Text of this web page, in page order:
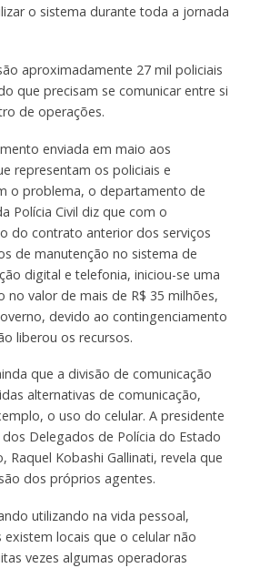
o sistema durante toda a jornada
aproximadamente 27 mil policiais
que precisam se comunicar entre si
de operações.
enviada em maio aos
representam os policiais e
o problema, o departamento de
Polícia Civil diz que com o
do contrato anterior dos serviços
de manutenção no sistema de
digital e telefonia, iniciou-se uma
no valor de mais de R$ 35 milhões,
devido ao contingenciamento
liberou os recursos.
que a divisão de comunicação
alternativas de comunicação,
o uso do celular. A presidente
Delegados de Polícia do Estado
Raquel Kobashi Gallinati, revela que
dos próprios agentes.
utilizando na vida pessoal,
existem locais que o celular não
vezes algumas operadoras